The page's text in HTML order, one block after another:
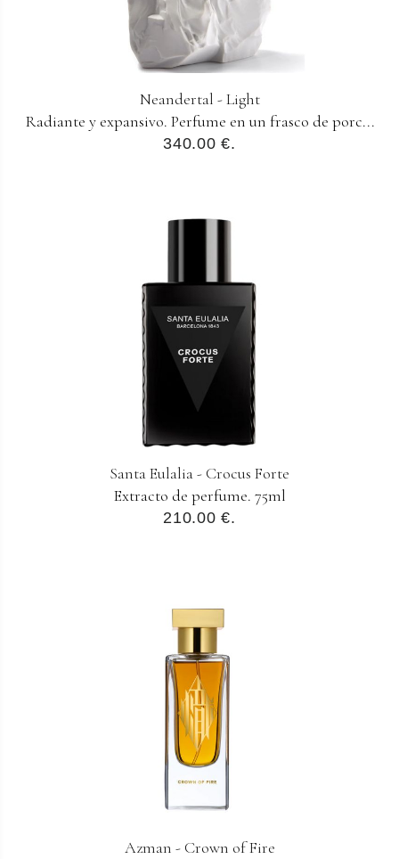
Neandertal - Light
Radiante y expansivo. Perfume en un frasco de porc...
340.00 €.
Santa Eulalia - Crocus Forte
Extracto de perfume. 75ml
210.00 €.
Azman - Crown of Fire